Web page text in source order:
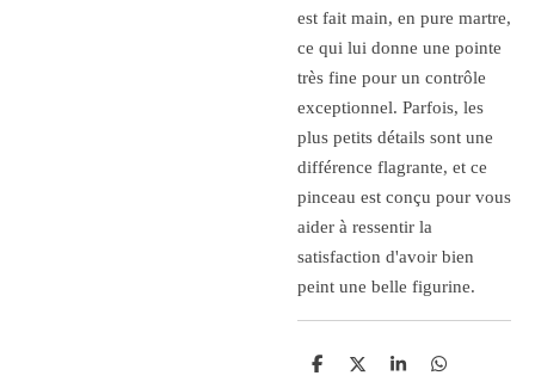
est fait main, en pure martre,
ce qui lui donne une pointe
très fine pour un contrôle
exceptionnel. Parfois, les
plus petits détails sont une
différence flagrante, et ce
pinceau est conçu pour vous
aider à ressentir la
satisfaction d'avoir bien
peint une belle figurine.
P
P
P
P